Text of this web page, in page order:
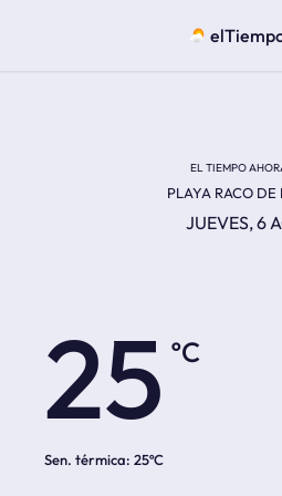
EL TIEMPO
PLAYA RACO DE
JUEVES, 6
25
Sen. térmica: 25ºC